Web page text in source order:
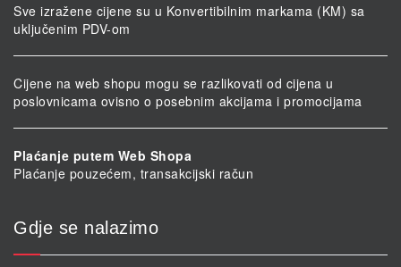
Sve izražene cijene su u Konvertibilnim markama (KM) sa
uključenim PDV-om
Cijene na web shopu mogu se razlikovati od cijena u
poslovnicama ovisno o posebnim akcijama i promocijama
Plaćanje putem Web Shopa
Plaćanje pouzećem, transakcijski račun
Gdje se nalazimo